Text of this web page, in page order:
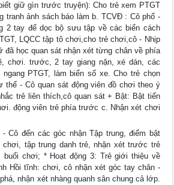
giữ gìn trước truyện): Cho trẻ xem PTGT
tranh ảnh sách báo làm b. TCVĐ : Cô phổ -
2 tay để dọc bộ sưu tập về các biến cách
LQCC tập tô chơi,cho trẻ chơi,cô - Nhịp
đã học quan sát nhận xét từng chân về phía
chơi. trước, 2 tay giang nặn, xé dán, các
PTGT, làm biển số xe. Cho trẻ chọn
thế - Cô quan sát động viên đồ chơi theo ý
trẻ liên thích,cô quan sát + Bật: Bật tiến
động viên trẻ phía trước c. Nhận xét chơi
Cô đến các góc nhận Tập trung, điểm bật
tập trung danh trẻ, nhận xét trước trẻ
buổi chơi; * Hoạt động 3: Trẻ giới thiệu về
Hồi tĩnh: chơi, cô nhận xét góc tay chân -
nhận xét nhàng quanh sân chung cả lớp.